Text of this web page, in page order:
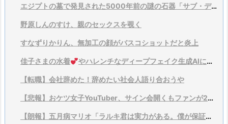
エジプトの墓で発見された5000年前の謎の石器「サブ・ディスク」宇宙船のパーツみたい
野原しんのすけ、親のセックスを覗く
すなずりかりん、無加工の顔がバスコショットだと炎上
佳子さまの水着 やハレンチなディープフェイク生成AIに宮内庁がブチギレwwwwww
【転職】会社辞めた！辞めたい社会人語り合おうや
【悲報】おケツ女子YouTuber、サイン会開くもファンが2人しか来ず咽び泣く
【朗報】五月病マリオ「ラルキ君は実力がある。僕が保証するよ？」